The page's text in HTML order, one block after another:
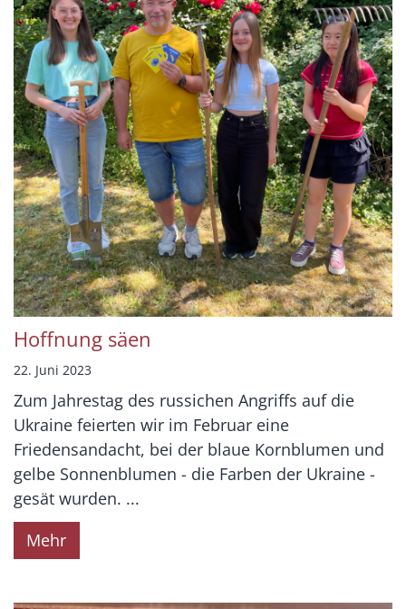
Hoffnung säen
22. Juni 2023
Zum Jahrestag des russichen Angriffs auf die
Ukraine feierten wir im Februar eine
Friedensandacht, bei der blaue Kornblumen und
gelbe Sonnenblumen - die Farben der Ukraine -
gesät wurden. ...
Mehr